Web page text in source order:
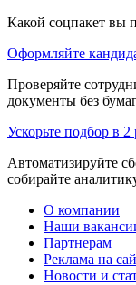
Какой соцпакет вы
Оформляйте
Проверяйте
документы без
Ускорьте подбор в 2
Автоматизируйте
собирайте
О компании
Наши
Партнерам
Реклама на
Новости и